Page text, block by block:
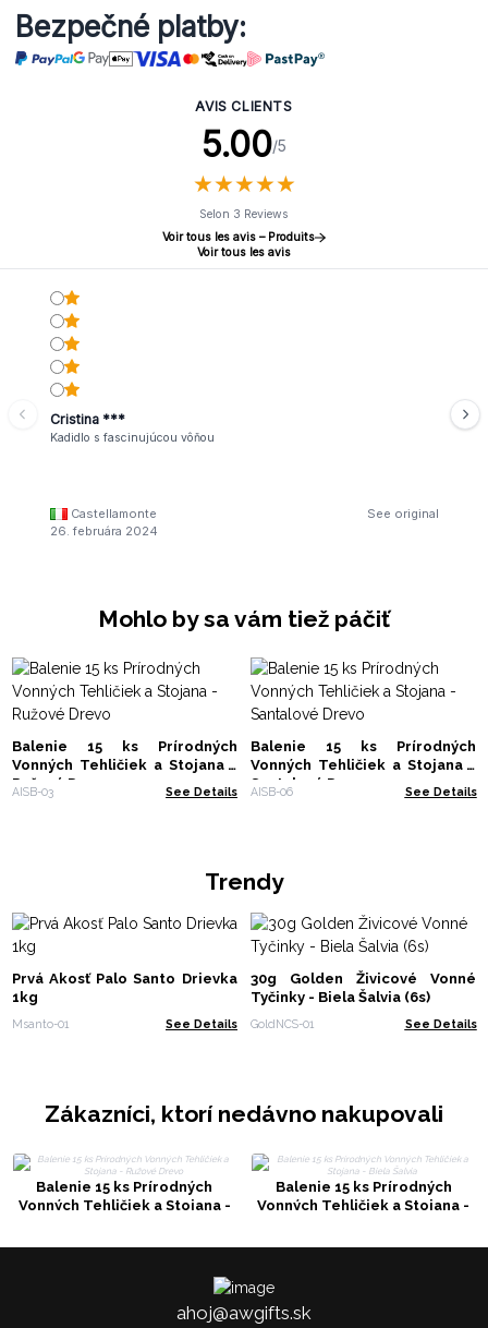
Bezpečné platby:
AVIS CLIENTS
5.00/5
★★★★★
★★★★★
Selon 3 Reviews
Voir tous les avis – Produits
Voir tous les avis
Cristina ***
Kadidlo s fascinujúcou vôňou
Castellamonte
See original
26. februára 2024
Mohlo by sa vám tiež páčiť
Balenie 15 ks Prírodných
Vonných Tehličiek a Stojana -
Ružové Drevo
AISB-03 See Details
Balenie 15 ks Prírodných
Vonných Tehličiek a Stojana -
Santalové Drevo
AISB-06 See Details
Trendy
Prvá Akosť Palo Santo Drievka
1kg
Msanto-01 See Details
30g Golden Živicové Vonné
Tyčinky - Biela Šalvia (6s)
GoldNCS-01 See Details
Zákazníci, ktorí nedávno nakupovali
Balenie 15 ks Prírodných
Vonných Tehličiek a Stojana -
Balenie 15 ks Prírodných
Vonných Tehličiek a Stojana -
ahoj@awgifts.sk